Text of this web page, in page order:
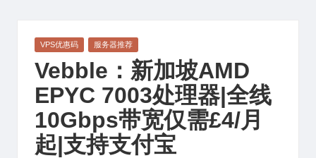
Posted
VPS优惠码 服务器推荐
Vebble：新加坡AMD
EPYC 7003处理器|全线
10Gbps带宽仅需£4/月
起|支持支付宝